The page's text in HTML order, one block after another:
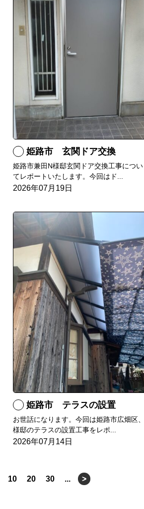
姫路市 玄関ドア交換
姫路市兼田N様邸玄関ドア交換工事につい
てレポートいたします。今回はド...
2026年07月19日
姫路市 テラスの設置
お世話になります。今回は姫路市広畑区、I
様邸のテラスの設置工事をレポ...
2026年07月14日
10 20 30 ... >